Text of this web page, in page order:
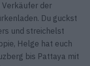
Verkäufer der
Du guckst
und streichelst
Helge hat euch
bis Pattaya mit